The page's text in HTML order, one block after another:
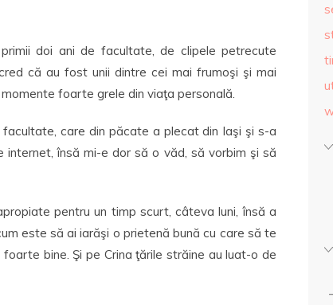
doi ani de facultate, de clipele petrecute
că au fost unii dintre cei mai frumoşi şi mai
foarte grele din viaţa personală.
care din păcate a plecat din Iaşi şi s-a
internet, însă mi-e dor să o văd, să vorbim şi să
pentru un timp scurt, câteva luni, însă a
este să ai iarăşi o prietenă bună cu care să te
bine. Şi pe Crina ţările străine au luat-o de